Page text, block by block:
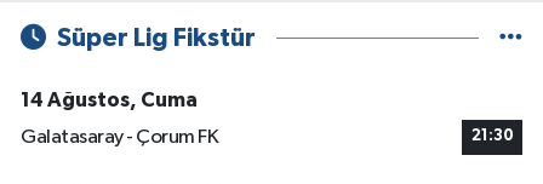
Süper Lig Fikstür
14 Ağustos, Cuma
Galatasaray - Çorum FK
21:30